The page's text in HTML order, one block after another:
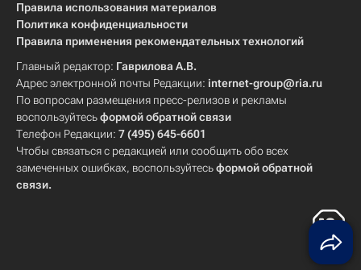
Правила использования материалов
Политика конфиденциальности
Правила применения рекомендательных технологий
Главный редактор: Гаврилова А.В.
Адрес электронной почты Редакции: internet-group@ria.ru
По вопросам размещения пресс-релизов и рекламы
воспользуйтесьформой обратной связи
Телефон Редакции: 7 (495) 645-6601
Чтобы связаться с редакцией или сообщить обо всех
замеченных ошибках, воспользуйтесьформой обратной
связи.